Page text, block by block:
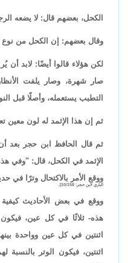
الكحل، بعضهم قال: لا يضعه
وقال بعضهم: إن الكحل من نوع
لكن هؤلاء قالوا أيضًا: لابد
صار شهرة، وصار يلفت
التطبب يستعمله، وأصلًا قبل
ثم إن هذا الإثمد له لون معين
ثم قال الحافظ ابن حجر بعد
الإثمد في الكحل، قال: "وفي
ووقع الأمر بالاكتحال وترًا
الباري لابن حجر: 10/158].
ووقع في بعض الأحاديث كيفية
هذه- ثلاثًا في كل عين،
اثنتين في كل عين وواحدة
اثنتين، فيكون الوتر